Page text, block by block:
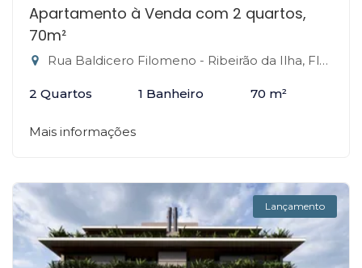
Apartamento à Venda com 2 quartos,
70m²
Rua Baldicero Filomeno - Ribeirão da Ilha, Florianópolis-SC
2 Quartos 1 Banheiro 70 m²
Mais informações
Lançamento